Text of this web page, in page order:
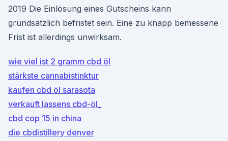
2019 Die Einlösung eines Gutscheins kann
grundsätzlich befristet sein. Eine zu knapp bemessene
Frist ist allerdings unwirksam.
wie viel ist 2 gramm cbd öl
stärkste cannabistinktur
kaufen cbd öl sarasota
verkauft lassens cbd-öl_
cbd cop 15 in china
die cbdistillery denver